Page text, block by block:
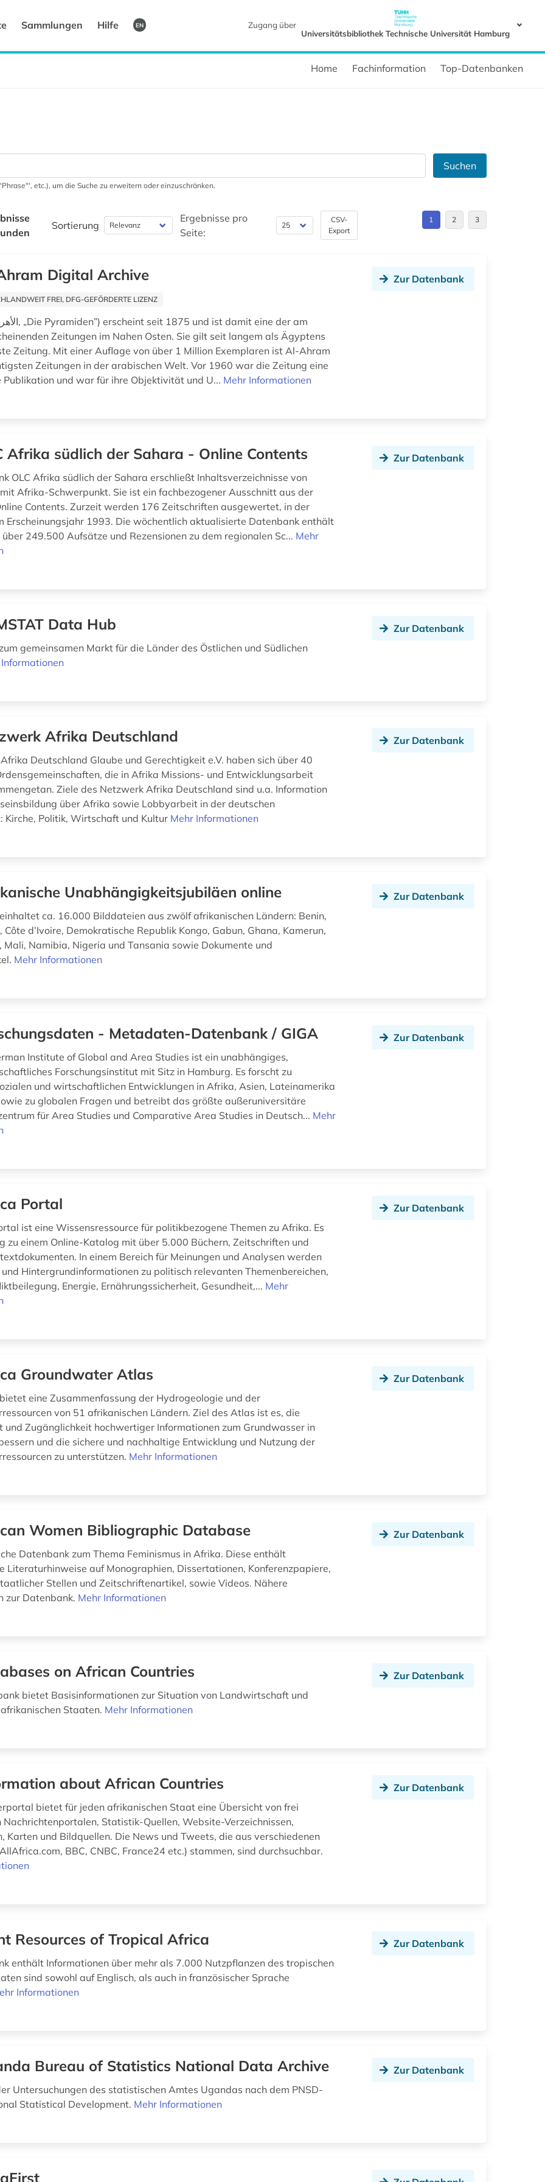
Sammlungen Hilfe EN
Zugang über
Universitätsbibliothek Technische Universität Hamburg
Home Fachinformation Top-Datenbanken
Suchen
etc.), um die Suche zu erweitern oder einzuschränken.
Sortierung
Ergebnisse pro
Seite:
CSV-
Export
1 2 3
Digital Archive
FREI, DFG-GEFÖRDERTE LIZENZ
Zeitungen im Nahen Osten. Sie gilt seit langem als Ägyptens
Zeitung. Mit einer Auflage von über 1 Million Exemplaren ist Al-Ahram
Zeitungen in der arabischen Welt. Vor 1960 war die Zeitung eine
Publikation und war für ihre Objektivität und U... Mehr Informationen
Zur Datenbank
Afrika südlich der Sahara - Online Contents
OLC Afrika südlich der Sahara erschließt Inhaltsverzeichnisse von
Afrika-Schwerpunkt. Sie ist ein fachbezogener Ausschnitt aus der
Contents. Zurzeit werden 176 Zeitschriften ausgewertet, in der
Erscheinungsjahr 1993. Die wöchentlich aktualisierte Datenbank enthält
249.500 Aufsätze und Rezensionen zu dem regionalen Sc... Mehr
Zur Datenbank
Data Hub
gemeinsamen Markt für die Länder des Östlichen und Südlichen
Zur Datenbank
Afrika Deutschland
Deutschland Glaube und Gerechtigkeit e.V. haben sich über 40
die in Afrika Missions- und Entwicklungsarbeit
Ziele des Netzwerk Afrika Deutschland sind u.a. Information
über Afrika sowie Lobbyarbeit in der deutschen
Kirche, Politik, Wirtschaft und Kultur Mehr Informationen
Zur Datenbank
Unabhängigkeitsjubiläen online
ca. 16.000 Bilddateien aus zwölf afrikanischen Ländern: Benin,
Côte d’Ivoire, Demokratische Republik Kongo, Gabun, Ghana, Kamerun,
Mali, Namibia, Nigeria und Tansania sowie Dokumente und
Mehr Informationen
Zur Datenbank
- Metadaten-Datenbank / GIGA
Institute of Global and Area Studies ist ein unabhängiges,
Forschungsinstitut mit Sitz in Hamburg. Es forscht zu
und wirtschaftlichen Entwicklungen in Afrika, Asien, Lateinamerika
zu globalen Fragen und betreibt das größte außeruniversitäre
für Area Studies und Comparative Area Studies in Deutsch... Mehr
Zur Datenbank
Portal
ist eine Wissensressource für politikbezogene Themen zu Afrika. Es
zu einem Online-Katalog mit über 5.000 Büchern, Zeitschriften und
In einem Bereich für Meinungen und Analysen werden
Hintergrundinformationen zu politisch relevanten Themenbereichen,
Energie, Ernährungssicherheit, Gesundheit,... Mehr
Zur Datenbank
Groundwater Atlas
eine Zusammenfassung der Hydrogeologie und der
von 51 afrikanischen Ländern. Ziel des Atlas ist es, die
und Zugänglichkeit hochwertiger Informationen zum Grundwasser in
und die sichere und nachhaltige Entwicklung und Nutzung der
zu unterstützen. Mehr Informationen
Zur Datenbank
Women Bibliographic Database
Datenbank zum Thema Feminismus in Afrika. Diese enthält
Literaturhinweise auf Monographien, Dissertationen, Konferenzpapiere,
Stellen und Zeitschriftenartikel, sowie Videos. Nähere
zur Datenbank. Mehr Informationen
Zur Datenbank
on African Countries
bietet Basisinformationen zur Situation von Landwirtschaft und
Staaten. Mehr Informationen
Zur Datenbank
about African Countries
bietet für jeden afrikanischen Staat eine Übersicht von frei
Nachrichtenportalen, Statistik-Quellen, Website-Verzeichnissen,
Karten und Bildquellen. Die News und Tweets, die aus verschiedenen
BBC, CNBC, France24 etc.) stammen, sind durchsuchbar.
Zur Datenbank
Resources of Tropical Africa
enthält Informationen über mehr als 7.000 Nutzpflanzen des tropischen
sind sowohl auf Englisch, als auch in französischer Sprache
Informationen
Zur Datenbank
Bureau of Statistics National Data Archive
Untersuchungen des statistischen Amtes Ugandas nach dem PNSD-
Statistical Development. Mehr Informationen
Zur Datenbank